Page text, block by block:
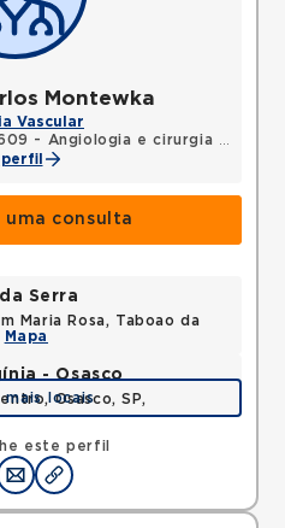
Montewka
Vascular
- Angiologia e cirurgia vascular
uma consulta
este perfil
Serra
Maria Rosa, Taboao da
Mapa
- Osasco
Osasco, SP,
mais locais